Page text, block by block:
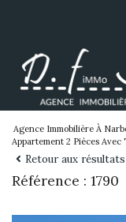
Agence Immobilière À
Appartement 2 Pièces
Retour aux résultats
Référence : 1790